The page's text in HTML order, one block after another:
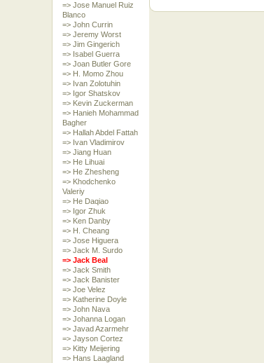
=> Jose Manuel Ruiz
Blanco
=> John Currin
=> Jeremy Worst
=> Jim Gingerich
=> Isabel Guerra
=> Joan Butler Gore
=> H. Momo Zhou
=> Ivan Zolotuhin
=> Igor Shatskov
=> Kevin Zuckerman
=> Hanieh Mohammad
Bagher
=> Hallah Abdel Fattah
=> Ivan Vladimirov
=> Jiang Huan
=> He Lihuai
=> He Zhesheng
=> Khodchenko
Valeriy
=> He Daqiao
=> Igor Zhuk
=> Ken Danby
=> H. Cheang
=> Jose Higuera
=> Jack M. Surdo
=> Jack Beal
=> Jack Smith
=> Jack Banister
=> Joe Velez
=> Katherine Doyle
=> John Nava
=> Johanna Logan
=> Javad Azarmehr
=> Jayson Cortez
=> Kitty Meijering
=> Hans Laagland